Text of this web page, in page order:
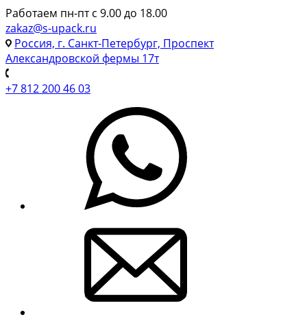
Работаем пн-пт с 9.00 до 18.00
zakaz@s-upack.ru
Россия, г. Санкт-Петербург, Проспект
Александровской фермы 17т
+7 812 200 46 03